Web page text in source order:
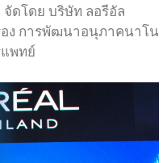
ดโดย บริษัท ลอรีอัล
อง การพัฒนาอนุภาคนาโน
พทย์